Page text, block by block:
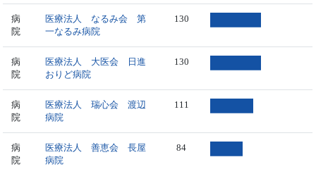
病
院
医療法人 なるみ会 第
一なるみ病院
130
病
院
医療法人 大医会 日進
おりど病院
130
病
院
医療法人 瑞心会 渡辺
病院
111
病
院
医療法人 善恵会 長屋
病院
84